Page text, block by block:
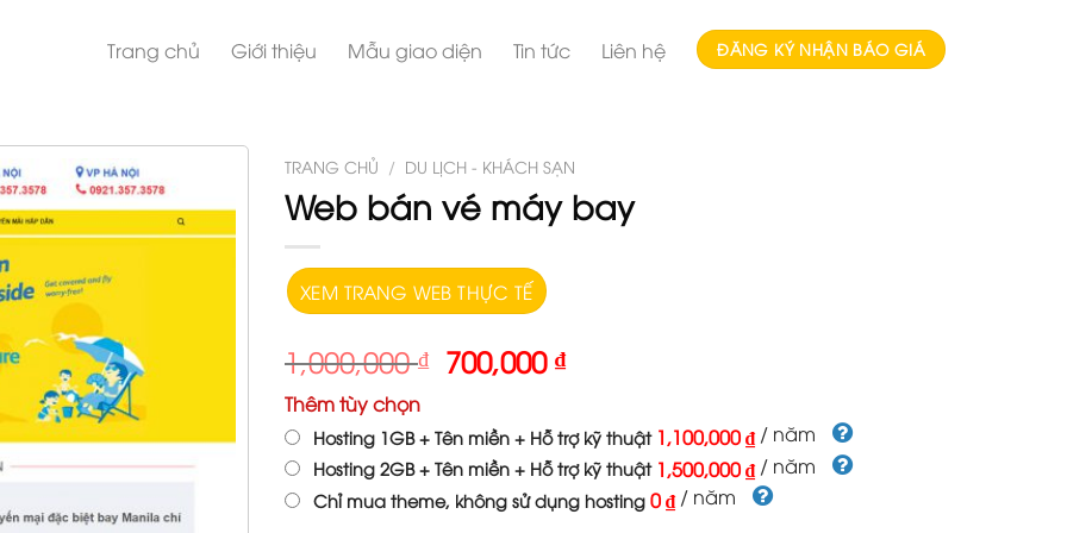
Trang chủ Giới thiệu Mẫu giao diện Tin tức Liên hệ ĐĂNG KÝ NHẬN BÁO GIÁ
TRANG CHỦ / DU LỊCH - KHÁCH SẠN
Web bán vé máy bay
XEM TRANG WEB THỰC TẾ
1,000,000₫ 700,000₫
Thêm tùy chọn
Hosting 1GB + Tên miền + Hỗ trợ kỹ thuật 1,100,000 ₫ / năm
Hosting 2GB + Tên miền + Hỗ trợ kỹ thuật 1,500,000 ₫ / năm
Chỉ mua theme, không sử dụng hosting 0 ₫ / năm